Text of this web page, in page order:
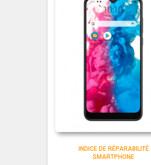
INDICE DE RÉPARABILITÉ
SMARTPHONE